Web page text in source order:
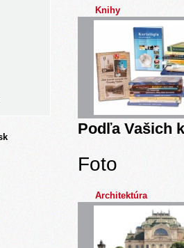
Knihy
Podľa Vašich
Foto
Architektúra